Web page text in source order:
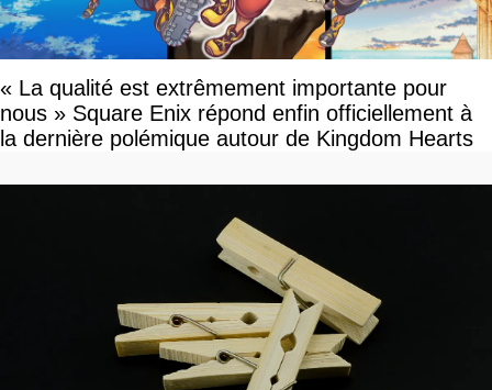
« La qualité est extrêmement importante pour
nous » Square Enix répond enfin officiellement à
la dernière polémique autour de Kingdom Hearts